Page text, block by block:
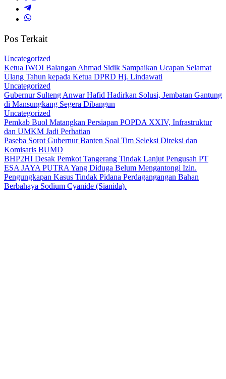
Pos Terkait
Uncategorized
Ketua IWOI Balangan Ahmad Sidik Sampaikan Ucapan Selamat
Ulang Tahun kepada Ketua DPRD Hj. Lindawati
Uncategorized
Gubernur Sulteng Anwar Hafid Hadirkan Solusi, Jembatan Gantung
di Mansungkang Segera Dibangun
Uncategorized
Pemkab Buol Matangkan Persiapan POPDA XXIV, Infrastruktur
dan UMKM Jadi Perhatian
Paseba Sorot Gubernur Banten Soal Tim Seleksi Direksi dan
Komisaris BUMD
BHP2HI Desak Pemkot Tangerang Tindak Lanjut Pengusah PT
ESA JAYA PUTRA Yang Diduga Belum Mengantongi Izin.
Pengungkapan Kasus Tindak Pidana Perdagangangan Bahan
Berbahaya Sodium Cyanide (Sianida).